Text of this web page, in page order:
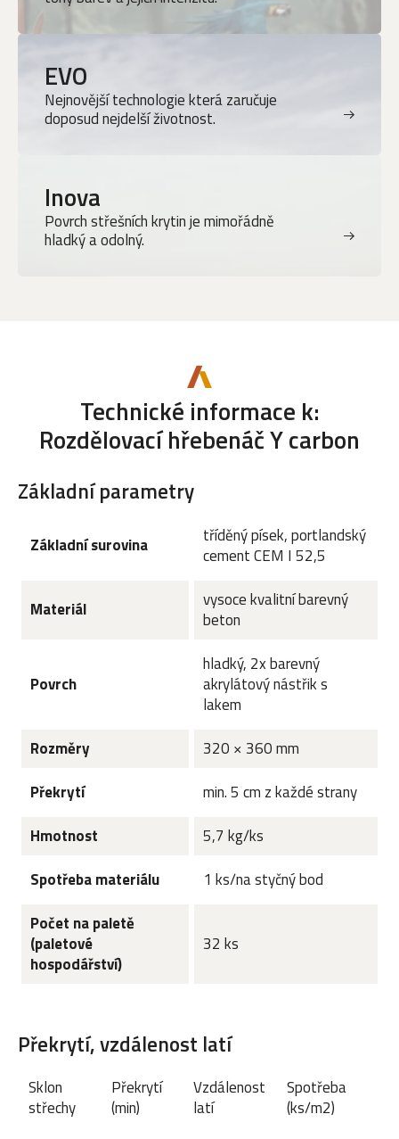
EVO
Nejnovější technologie která zaručuje
doposud nejdelší životnost.
Inova
Povrch střešních krytin je mimořádně
hladký a odolný.
Technické informace k:
Rozdělovací hřebenáč Y carbon
Základní parametry
Základní surovina
tříděný písek, portlandský
cement CEM I 52,5
Materiál
vysoce kvalitní barevný
beton
Povrch
hladký, 2x barevný
akrylátový nástřik s
lakem
Rozměry
320 × 360 mm
Překrytí
min. 5 cm z každé strany
Hmotnost
5,7 kg/ks
Spotřeba materiálu
1 ks/na styčný bod
Počet na paletě
(paletové
hospodářství)
32 ks
Překrytí, vzdálenost latí
Sklon
střechy
Překrytí
(min)
Vzdálenost
latí
Spotřeba
(ks/m2)